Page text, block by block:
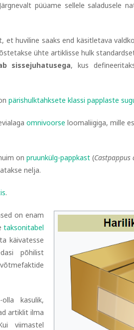
püüame sellele saladusele
et huviline saaks end käsitletava
ühte artiklisse hulk
sissejuhatusega, kus
pärishulktahksete klassi papplaste
omnivoorse loomaliigiga, mille
on pruunkülg-pappkast (Castpappus
nelja.
.
on enam
taksonitabel
käivatesse
põhilist
kasulik,
artiklit ilma
viimastel